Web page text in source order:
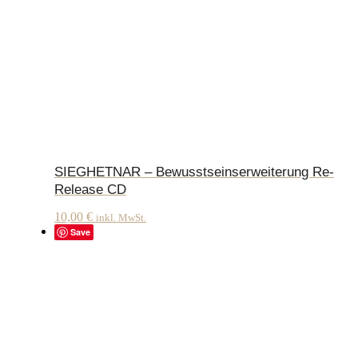
SIEGHETNAR – Bewusstseinserweiterung Re-
Release CD
10,00 € inkl. MwSt.
Save